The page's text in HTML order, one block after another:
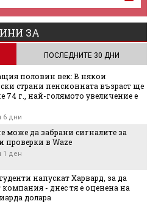
ЗА
ПОСЛЕДНИТЕ 30 ДНИ
половин век: В някои
страни пенсионната възраст ще
74 г., най-голямото увеличение е
6 дни
може да забрани сигналите за
проверки в Waze
1 ден
напускат Харвард, за да
компания - днес тя е оценена на
долара